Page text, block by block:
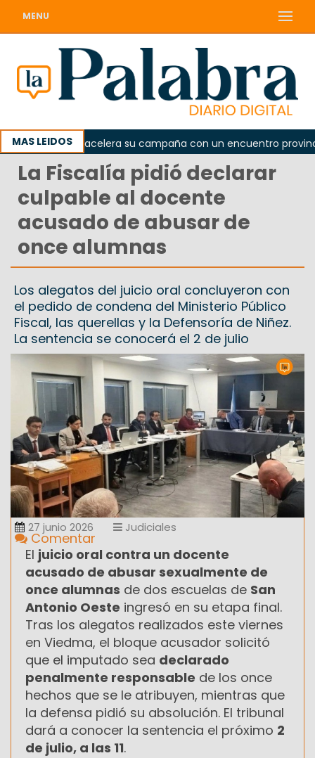
MENU
MAS LEIDOSacelera su campaña con un encuentro provincial en
La Fiscalía pidió declarar
culpable al docente
acusado de abusar de
once alumnas
Los alegatos del juicio oral concluyeron con
el pedido de condena del Ministerio Público
Fiscal, las querellas y la Defensoría de Niñez.
La sentencia se conocerá el 2 de julio
27 junio 2026 Judiciales
Comentar
El juicio oral contra un docente
acusado de abusar sexualmente de
once alumnas de dos escuelas de San
Antonio Oeste ingresó en su etapa final.
Tras los alegatos realizados este viernes
en Viedma, el bloque acusador solicitó
que el imputado sea declarado
penalmente responsable de los once
hechos que se le atribuyen, mientras que
la defensa pidió su absolución. El tribunal
dará a conocer la sentencia el próximo 2
de julio, a las 11.